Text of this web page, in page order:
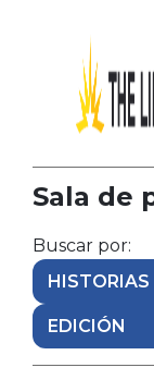
Sala de
Buscar por: